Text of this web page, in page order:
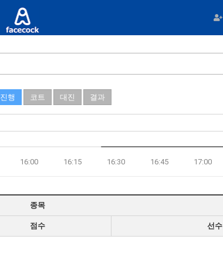
진행 코트 대진 결과
16:00 16:15 16:30 16:45 17:00
종목
점수 선수